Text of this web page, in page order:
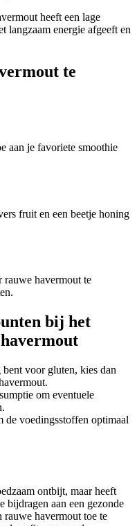
heeft een lage
langzaam energie afgeeft en
te
aan je favoriete smoothie
fruit en een beetje honing
rauwe havermout te
bij het
voor gluten, kies dan
om eventuele
de voedingsstoffen optimaal
ontbijt, maar heeft
bijdragen aan een gezonde
havermout toe te